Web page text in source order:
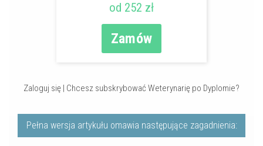
od 252 zł
Zamów
Zaloguj się | Chcesz subskrybować Weterynarię po Dyplomie?
Pełna wersja artykułu omawia następujące zagadnienia: